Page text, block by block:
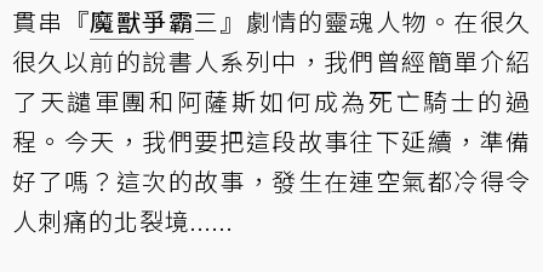
貫串『魔獸爭霸三』劇情的靈魂人物。在很久
很久以前的說書人系列中，我們曾經簡單介紹
了天譴軍團和 阿薩斯如何成為死亡騎士的過
程 。今天，我們要把這段故事往下延續，準備
好了嗎？這次的故事，發生在連空氣都冷得令
人刺痛的北裂境......